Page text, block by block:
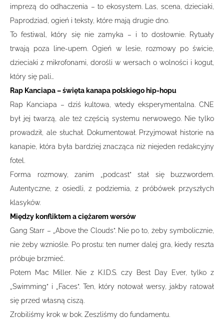
imprezą do odhaczenia – to ekosystem. Las, scena, dzieciaki,
Paprodziad, ogień i teksty, które mają drugie dno.
To festiwal, który się nie zamyka – i to dosłownie. Rytuały
trwają poza line-upem. Ogień w lesie, rozmowy po świcie,
dzieciaki z mikrofonami, dorośli w wersach o wolności i kogut,
który się pali…
Rap Kanciapa – święta kanapa polskiego hip-hopu
Rap Kanciapa – dziś kultowa, wtedy eksperymentalna. CNE
był jej twarzą, ale też częścią systemu nerwowego. Nie tylko
prowadził, ale słuchał. Dokumentował. Przyjmował historie na
kanapie, która była bardziej znacząca niż niejeden redakcyjny
fotel.
Forma rozmowy, zanim „podcast” stał się buzzwordem.
Autentyczne, z osiedli, z podziemia, z próbówek przyszłych
klasyków.
Między konfliktem a ciężarem wersów
Gang Starr – „Above the Clouds”. Nie po to, żeby symbolicznie,
nie żeby wzniośle. Po prostu: ten numer dalej gra, kiedy reszta
próbuje brzmieć.
Potem Mac Miller. Nie z K.I.D.S. czy Best Day Ever, tylko z
„Swimming” i „Faces”. Ten, który notował wersy, jakby ratował
się przed własną ciszą.
Zrobiliśmy krok w bok. Zeszliśmy do fundamentu.